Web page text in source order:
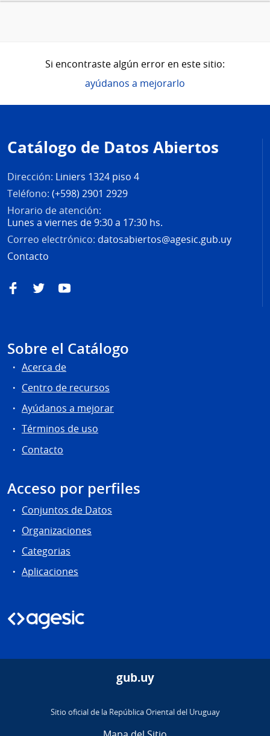
Si encontraste algún error en este sitio:
ayúdanos a mejorarlo
de
página
Catálogo de Datos Abiertos
Dirección: Liniers 1324 piso 4
Teléfono: (+598) 2901 2929
Horario de atención:
Lunes a viernes de 9:30 a 17:30 hs.
Correo electrónico: datosabiertos@agesic.gub.uy
Contacto
FacebookTwitterYouTube
Sobre el Catálogo
Acerca de
Centro de recursos
Ayúdanos a mejorar
Términos de uso
Contacto
Acceso por perfiles
Conjuntos de Datos
Organizaciones
Categorias
Aplicaciones
gub.uy
Sitio oficial de la República Oriental del Uruguay